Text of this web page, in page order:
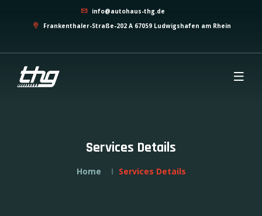
info@autohaus-thg.de
Frankenthaler-Straße-202 A 67059 Ludwigshafen am Rhein
Services Details
Home Services Details